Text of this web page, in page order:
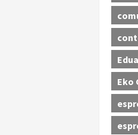
Eko